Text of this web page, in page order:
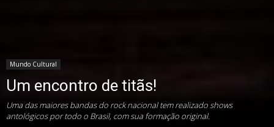
Mundo Cultural
Um encontro de titãs!
Uma das maiores bandas do rock nacional tem realizado shows
antológicos por todo o Brasil, com sua formação original.